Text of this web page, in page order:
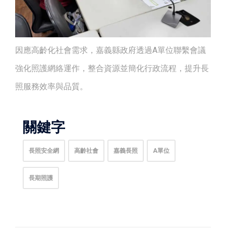
因應高齡化社會需求，嘉義縣政府透過A單位聯繫會議
強化照護網絡運作，整合資源並簡化行政流程，提升長
照服務效率與品質。
關鍵字
長照安全網 高齡社會 嘉義長照 A單位
長期照護